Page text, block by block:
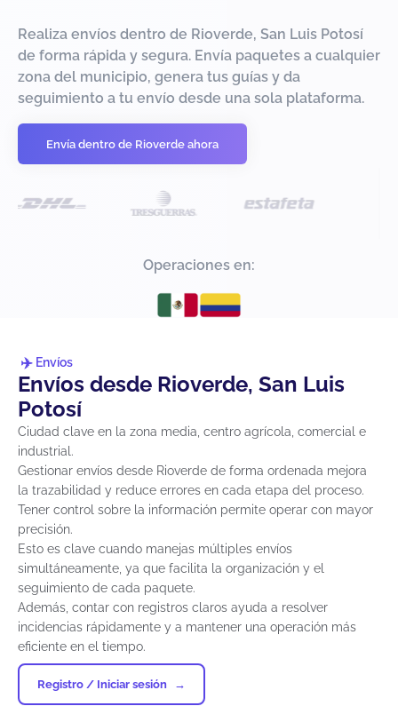
Realiza envíos dentro de Rioverde, San Luis Potosí
de forma rápida y segura. Envía paquetes a cualquier
zona del municipio, genera tus guías y da
seguimiento a tu envío desde una sola plataforma.
Envía dentro de Rioverde ahora
Operaciones en:
Envíos
Envíos desde Rioverde, San Luis
Potosí
Ciudad clave en la zona media, centro agrícola, comercial e
industrial.
Gestionar envíos desde Rioverde de forma ordenada mejora
la trazabilidad y reduce errores en cada etapa del proceso.
Tener control sobre la información permite operar con mayor
precisión.
Esto es clave cuando manejas múltiples envíos
simultáneamente, ya que facilita la organización y el
seguimiento de cada paquete.
Además, contar con registros claros ayuda a resolver
incidencias rápidamente y a mantener una operación más
eficiente en el tiempo.
Registro / Iniciar sesión